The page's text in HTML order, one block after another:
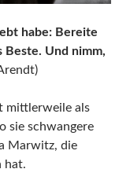
habe: Bereite
Beste. Und nimm,
mittlerweile als
sie schwangere
Marwitz, die
hat.